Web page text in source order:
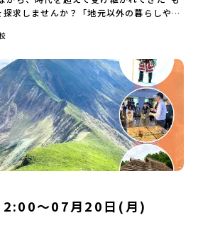
応答※各地域の詳細なプログラムは、以
にて紹介しています。ーーーーーーーー
ーーー💡疑問も不安もワクワクに変え
ことに合わせて、2つの説明会をご活用
オンライン説明会の視聴（☆上の動画で
まずは「おためし地域留学」を知りたい
や魅力、サポート体制について解説しま
グラム説明会（☆順次ページを公開しま
ム」を具体的に知りたい方へ〜 「現地で
問にお答えする説明会です。その場所な
ぷりお伝えします！🚩現在公開中の個別
公開予定）【5/7(木)】北海道平取町
おためし地域留学の情報▼おためし地域
報を公式LINEにて配信中！ぜひご登録く
な点は、LINEから気軽にご相談くださ
】
求しませんか？「地元以外の暮らしや文
てみたい！」「豊かな自然と伝統文
「ものづくりやきれいなデザインが好
さんにおすすめ！「おためし地域留学体
校と連携し、地域の枠を超えて学校生活
をプチ体験できるプログラムです。はじ
現地でもスタッフがしっかりとサポート
ルドは「佐賀県有田町（ありたちょ
有田町は、江戸時代から400年以上続く
町。 窯（かま）で粘土を焼いてつくるも
として今も受け継がれています。世界で
この窯業の中から生まれました。長い歴
た技術や工夫、そして“つくる人の想
ます。また、文化施設が「日本遺産」や
定されるなど日本を代表する伝統工芸の
は「日本の棚田百選」に選ばれた「岳の
百選」や「水源の森百選」に選ばれた
〜07月20日(月)